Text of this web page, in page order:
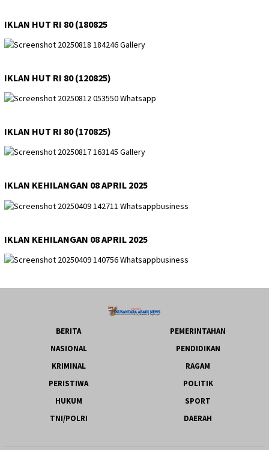
IKLAN HUT RI 80 (180825
IKLAN HUT RI 80 (120825)
IKLAN HUT RI 80 (170825)
IKLAN KEHILANGAN 08 APRIL 2025
IKLAN KEHILANGAN 08 APRIL 2025
BERITA
PEMERINTAHAN
NASIONAL
PENDIDIKAN
KRIMINAL
RAGAM
PERISTIWA
POLITIK
HUKUM
SPORT
TNI/POLRI
DAERAH